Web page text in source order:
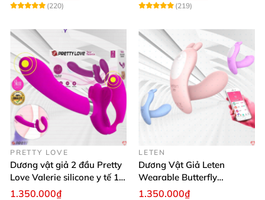
(220)
(219)
PRETTY LOVE
Dương vật giả 2 đầu Pretty
Love Valerie silicone y tế 12
chế độ rung
1.350.000₫
LETEN
Dương Vật Giả Leten
Wearable Butterfly
Bluetooth Đa Năng
1.350.000₫